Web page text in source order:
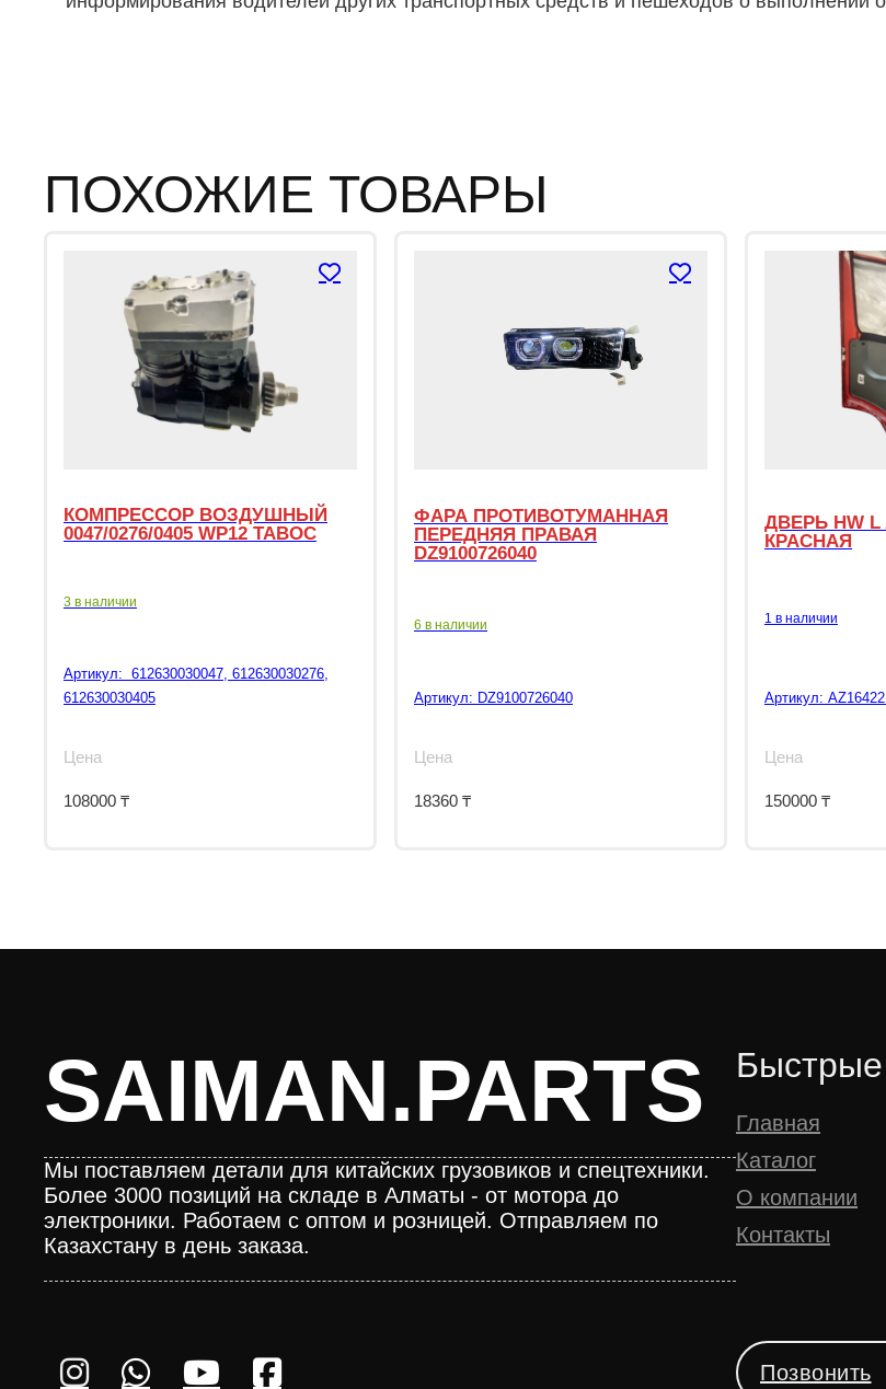
ПОХОЖИЕ ТОВАРЫ
КОМПРЕССОР ВОЗДУШНЫЙ
0047/0276/0405 WP12 TABOC
3 в наличии
Артикул: 612630030047, 612630030276,
612630030405
Цена
108000 ₸
ФАРА ПРОТИВОТУМАННАЯ
ПЕРЕДНЯЯ ПРАВАЯ
DZ9100726040
6 в наличии
Артикул: DZ9100726040
Цена
18360 ₸
ДВЕРЬ HW L
КРАСНАЯ
1 в наличии
Артикул:
Цена
150000 ₸
SAIMAN.PARTS
Мы поставляем детали для китайских грузовиков и спецтехники.
Более 3000 позиций на складе в Алматы - от мотора до
электроники. Работаем с оптом и розницей. Отправляем по
Казахстану в день заказа.
Главная
Каталог
О компании
Контакты
Позвонить